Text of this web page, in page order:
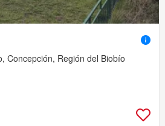
Concepción, Región del Biobío